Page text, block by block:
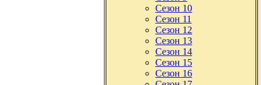
Сезон 10
Сезон 11
Сезон 12
Сезон 13
Сезон 14
Сезон 15
Сезон 16